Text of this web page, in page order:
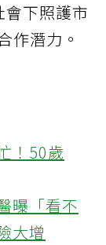
下照護市
作潛力。
！50歲
曝「看不
大增